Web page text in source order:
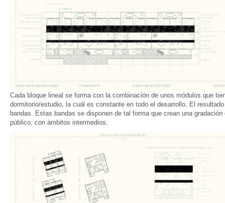
Cada bloque lineal se forma con la combinación de unos módulos que
dormitorio/estudio, la cuál es constante en todo el desarrollo. El
bandas. Estas bandas se disponen de tal forma que crean una
público, con ámbitos intermedios.